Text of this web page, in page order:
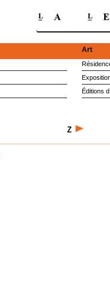
Art
Éditions
Z